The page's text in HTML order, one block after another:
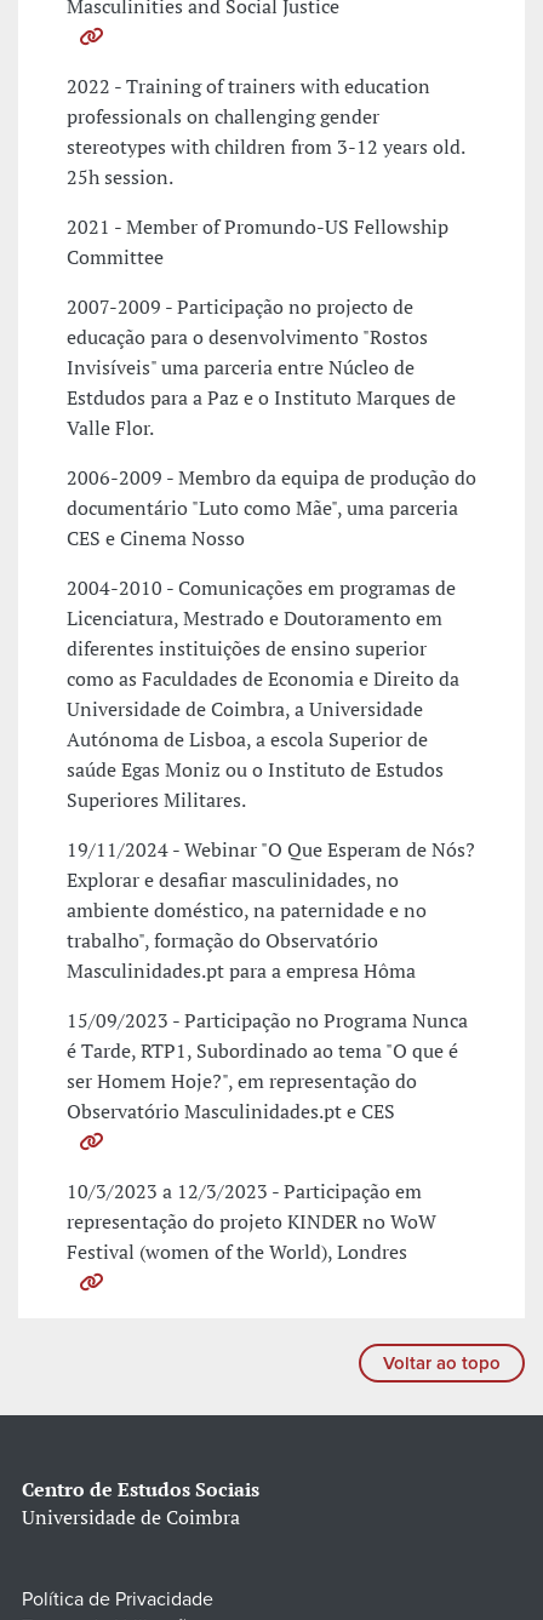
Masculinities and Social Justice
2022 - Training of trainers with education
professionals on challenging gender
stereotypes with children from 3-12 years old.
25h session.
2021 - Member of Promundo-US Fellowship
Committee
2007-2009 - Participação no projecto de
educação para o desenvolvimento "Rostos
Invisíveis" uma parceria entre Núcleo de
Estdudos para a Paz e o Instituto Marques de
Valle Flor.
2006-2009 - Membro da equipa de produção do
documentário "Luto como Mãe", uma parceria
CES e Cinema Nosso
2004-2010 - Comunicações em programas de
Licenciatura, Mestrado e Doutoramento em
diferentes instituições de ensino superior
como as Faculdades de Economia e Direito da
Universidade de Coimbra, a Universidade
Autónoma de Lisboa, a escola Superior de
saúde Egas Moniz ou o Instituto de Estudos
Superiores Militares.
19/11/2024 - Webinar "O Que Esperam de Nós?
Explorar e desafiar masculinidades, no
ambiente doméstico, na paternidade e no
trabalho", formação do Observatório
Masculinidades.pt para a empresa Hôma
15/09/2023 - Participação no Programa Nunca
é Tarde, RTP1, Subordinado ao tema "O que é
ser Homem Hoje?", em representação do
Observatório Masculinidades.pt e CES
10/3/2023 a 12/3/2023 - Participação em
representação do projeto KINDER no WoW
Festival (women of the World), Londres
Voltar ao topo
Centro de Estudos Sociais
Universidade de Coimbra
Política de Privacidade